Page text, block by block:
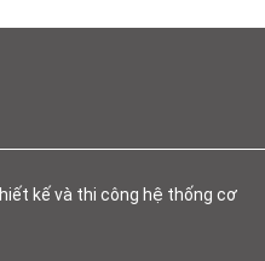
kế và thi công hệ thống cơ